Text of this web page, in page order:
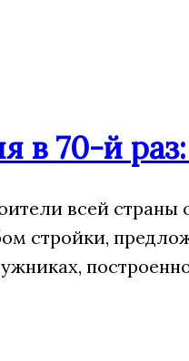
в 70-й
всей
стройки,